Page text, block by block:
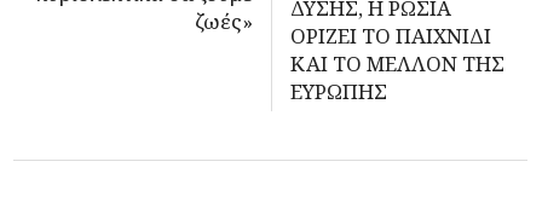
ζωές»
ΔΥΣΗΣ, Η ΡΩΣΙΑ
ΟΡΙΖΕΙ ΤΟ ΠΑΙΧΝΙΔΙ
ΚΑΙ ΤΟ ΜΕΛΛΟΝ ΤΗΣ
ΕΥΡΩΠΗΣ